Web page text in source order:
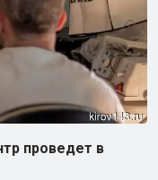
проведет в